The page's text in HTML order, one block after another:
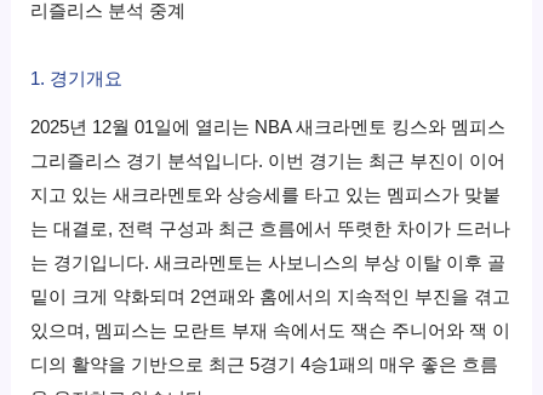
리즐리스 분석 중계
1. 경기개요
2025년 12월 01일에 열리는 NBA 새크라멘토 킹스와 멤피스
그리즐리스 경기 분석입니다. 이번 경기는 최근 부진이 이어
지고 있는 새크라멘토와 상승세를 타고 있는 멤피스가 맞붙
는 대결로, 전력 구성과 최근 흐름에서 뚜렷한 차이가 드러나
는 경기입니다. 새크라멘토는 사보니스의 부상 이탈 이후 골
밑이 크게 약화되며 2연패와 홈에서의 지속적인 부진을 겪고
있으며, 멤피스는 모란트 부재 속에서도 잭슨 주니어와 잭 이
디의 활약을 기반으로 최근 5경기 4승1패의 매우 좋은 흐름